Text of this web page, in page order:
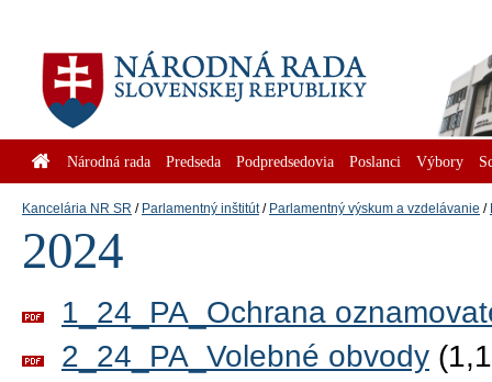
Národná rada Predseda Podpredsedovia Poslanci Výbory
Kancelária NR SR Parlamentný inštitút Parlamentný výskum a vzdelávanie
2024
1_24_PA_Ochrana
2_24_PA_Volebné obvody